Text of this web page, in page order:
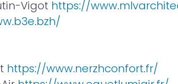
Vigot https://
https://www.nerzhconfort.fr/